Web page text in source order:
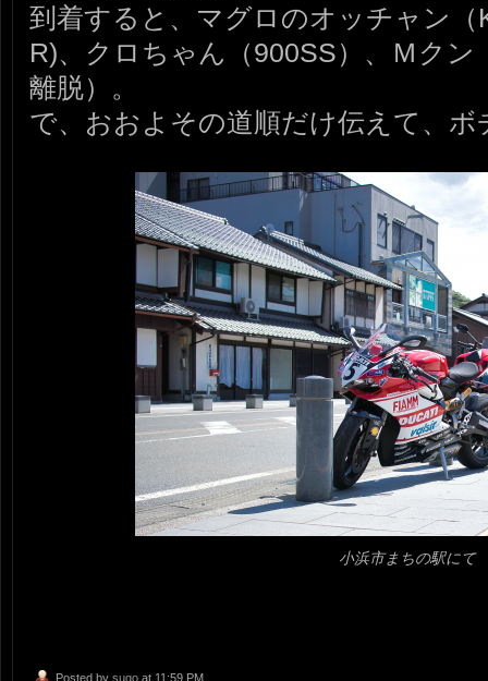
到着すると、マグロのオッチャン（
R)、クロちゃん（900SS）、Ｍクン
離脱）。
で、おおよその道順だけ伝えて、ボ
小浜市まちの駅にて
Posted by sugo at 11:59 PM